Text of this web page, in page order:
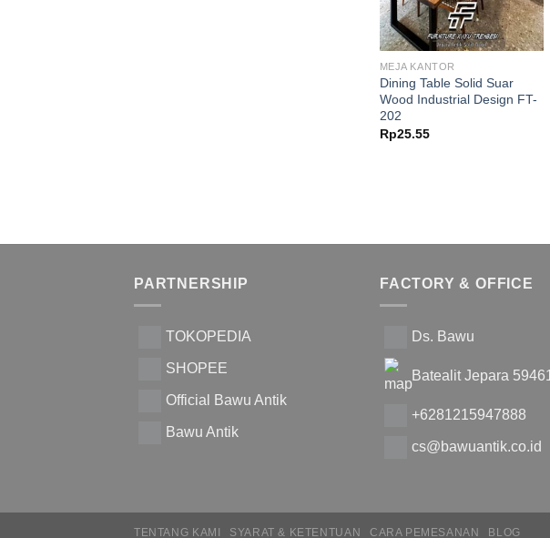
MEJA KANTOR
Dining Table Solid Suar
Wood Industrial Design FT-
202
Rp25.55
PARTNERSHIP
TOKOPEDIA
SHOPEE
Official Bawu Antik
Bawu Antik
FACTORY & OFFICE
Ds. Bawu
Batealit Jepara 59461
+6281215947888
cs@bawuantik.co.id
TENTANG KAMI SYARAT & KETENTUAN CARA PEMESANAN BLOG